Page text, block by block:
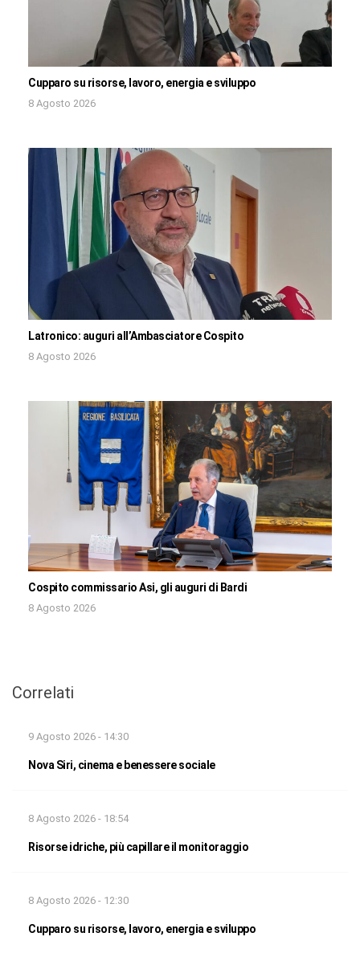
Cupparo su risorse, lavoro, energia e sviluppo
8 Agosto 2026
Latronico: auguri all’Ambasciatore Cospito
8 Agosto 2026
Cospito commissario Asi, gli auguri di Bardi
8 Agosto 2026
Correlati
9 Agosto 2026 - 14:30
Nova Siri, cinema e benessere sociale
8 Agosto 2026 - 18:54
Risorse idriche, più capillare il monitoraggio
8 Agosto 2026 - 12:30
Cupparo su risorse, lavoro, energia e sviluppo